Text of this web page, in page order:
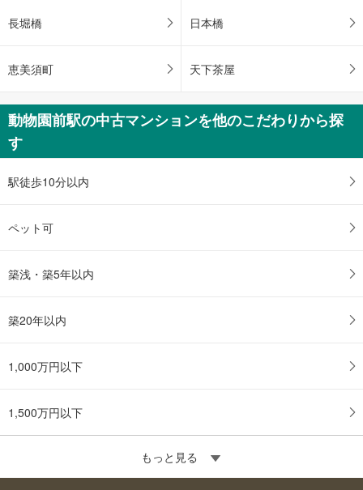
保
す
長堀橋 日本橋
恵美須町 天下茶屋
動物園前駅の中古マンションを他のこだわりから探
す
駅徒歩10分以内
ペット可
築浅・築5年以内
築20年以内
1,000万円以下
1,500万円以下
もっと見る